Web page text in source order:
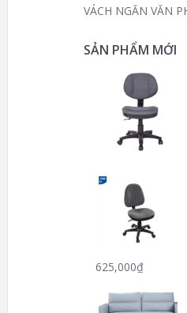
VÁCH NGĂN VĂN
SẢN PHẨM MỚI
625,000₫